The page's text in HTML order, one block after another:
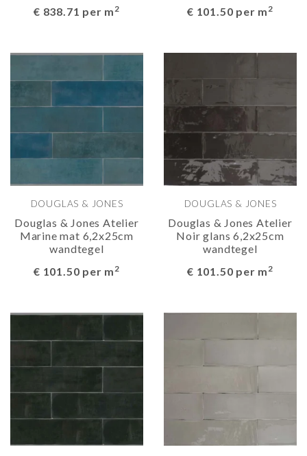
€ 838.71 per m2 € 101.50 per m2
DOUGLAS & JONES
Douglas & Jones Atelier
Marine mat 6,2x25cm
wandtegel
€ 101.50 per m2
DOUGLAS & JONES
Douglas & Jones Atelier
Noir glans 6,2x25cm
wandtegel
€ 101.50 per m2